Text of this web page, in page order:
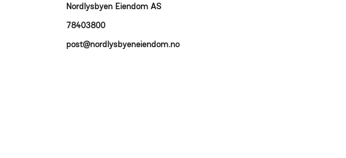
Nordlysbyen Eiendom AS
78403800
post@nordlysbyeneiendom.no